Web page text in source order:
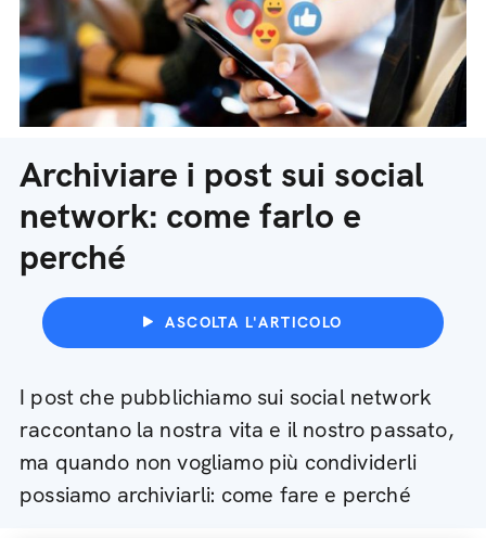
Archiviare i post sui social
network: come farlo e
perché
ASCOLTA L'ARTICOLO
I post che pubblichiamo sui social network
raccontano la nostra vita e il nostro passato,
ma quando non vogliamo più condividerli
possiamo archiviarli: come fare e perché